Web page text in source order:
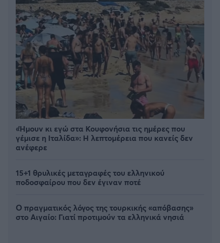
«Ήμουν κι εγώ στα Κουφονήσια τις ημέρες που
γέμισε η Ιταλίδα»: Η λεπτομέρεια που κανείς δεν
ανέφερε
15+1 θρυλικές μεταγραφές του ελληνικού
ποδοσφαίρου που δεν έγιναν ποτέ
Ο πραγματικός λόγος της τουρκικής «απόβασης»
στο Αιγαίο: Γιατί προτιμούν τα ελληνικά νησιά